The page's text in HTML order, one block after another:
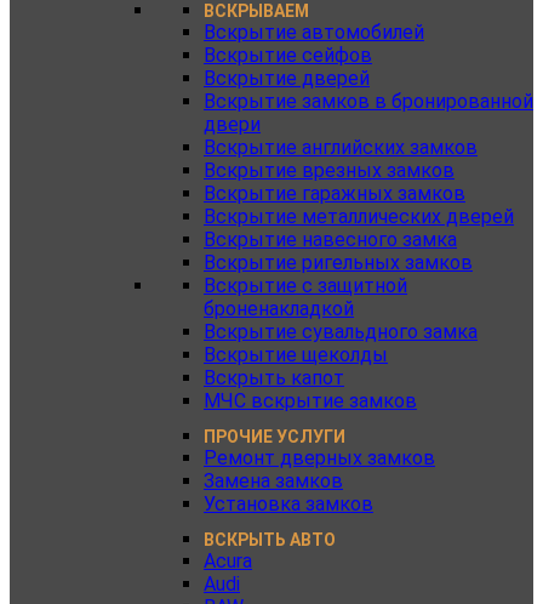
ВСКРЫВАЕМ
Вскрытие автомобилей
Вскрытие сейфов
Вскрытие дверей
Вскрытие замков в бронированной
двери
Вскрытие английских замков
Вскрытие врезных замков
Вскрытие гаражных замков
Вскрытие металлических дверей
Вскрытие навесного замка
Вскрытие ригельных замков
Вскрытие с защитной
броненакладкой
Вскрытие сувальдного замка
Вскрытие щеколды
Вскрыть капот
МЧС вскрытие замков
ПРОЧИЕ УСЛУГИ
Ремонт дверных замков
Замена замков
Установка замков
ВСКРЫТЬ АВТО
Acura
Audi